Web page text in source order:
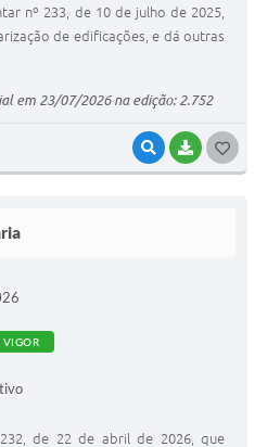
VISUALIZAR
BAIXAR
nº 233, de 10 de julho de 2025,
de edificações, e dá outras
em 23/07/2026 na edição: 2.752
VIGOR
de 22 de abril de 2026, que